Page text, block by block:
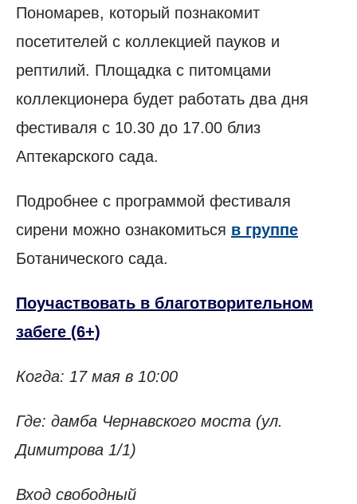
Пономарев, который познакомит
посетителей с коллекцией пауков и
рептилий. Площадка с питомцами
коллекционера будет работать два дня
фестиваля с 10.30 до 17.00 близ
Аптекарского сада.
Подробнее с программой фестиваля
сирени можно ознакомиться в группе
Ботанического сада.
Поучаствовать в благотворительном
забеге (6+)
Когда: 17 мая в 10:00
Где: дамба Чернавского моста (ул.
Димитрова 1/1)
Вход свободный